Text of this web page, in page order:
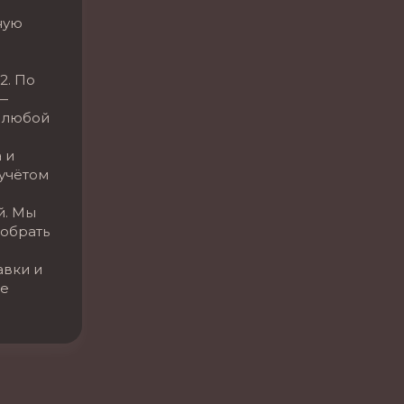
По
любой
и
Мы
и